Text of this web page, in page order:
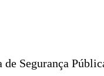
Segurança